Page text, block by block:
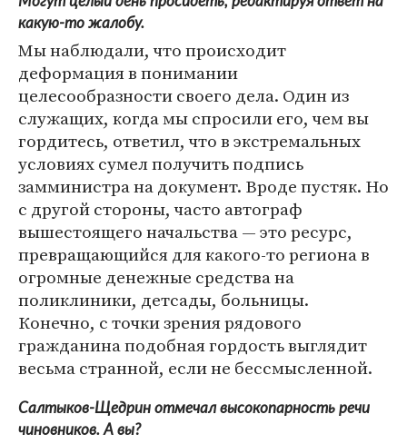
какую-то жалобу.
Мы наблюдали, что происходит
деформация в понимании
целесообразности своего дела. Один из
служащих, когда мы спросили его, чем вы
гордитесь, ответил, что в экстремальных
условиях сумел получить подпись
замминистра на документ. Вроде пустяк. Но
с другой стороны, часто автограф
вышестоящего начальства — это ресурс,
превращающийся для какого-то региона в
огромные денежные средства на
поликлиники, детсады, больницы.
Конечно, с точки зрения рядового
гражданина подобная гордость выглядит
весьма странной, если не бессмысленной.
Салтыков-Щедрин отмечал высокопарность речи
чиновников. А вы?